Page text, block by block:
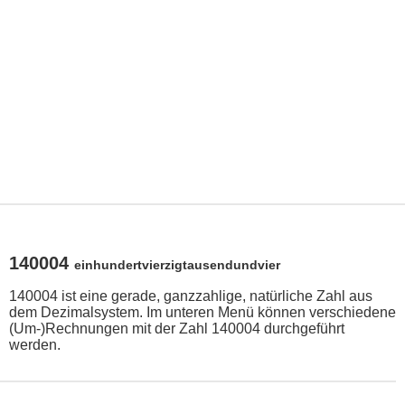
140004 einhundertvierzigtausendundvier
140004 ist eine gerade, ganzzahlige, natürliche Zahl aus
dem Dezimalsystem. Im unteren Menü können verschiedene
(Um-)Rechnungen mit der Zahl 140004 durchgeführt
werden.